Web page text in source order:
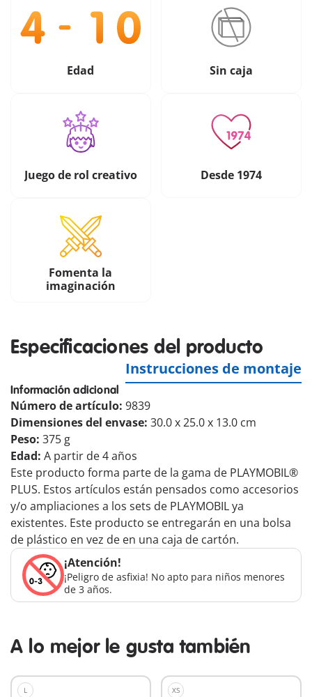
Edad Sin caja
Juego de rol creativo Desde 1974
Fomenta la
imaginación
Especificaciones del producto
Instrucciones de montaje
Información adicional
Número de artículo: 9839
Dimensiones del envase: 30.0 x 25.0 x 13.0 cm
Peso: 375 g
Edad: A partir de 4 años
Este producto forma parte de la gama de PLAYMOBIL®
PLUS. Estos artículos están pensados como accesorios
y/o ampliaciones a los sets de PLAYMOBIL ya
existentes. Este producto se entregarán en una bolsa
de plástico en vez de en una caja de cartón.
¡Atención!
¡Peligro de asfixia! No apto para niños menores
de 3 años.
A lo mejor le gusta también
L XS